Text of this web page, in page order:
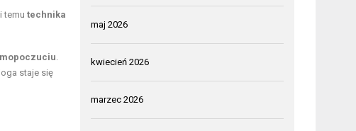
temu technika
.
staje się
maj 2026
kwiecień 2026
marzec 2026